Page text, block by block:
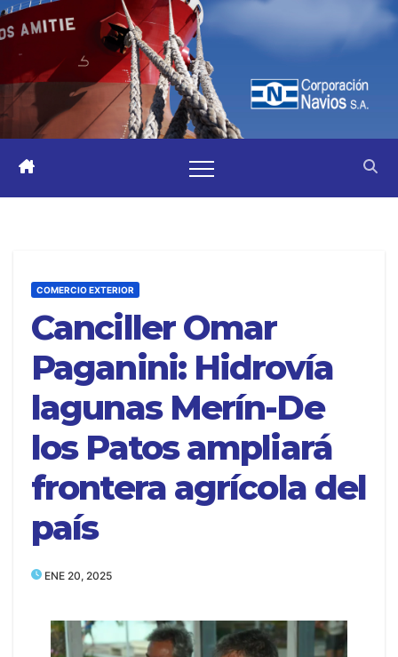
COMERCIO EXTERIOR
Canciller Omar
Paganini: Hidrovía
lagunas Merín-De
los Patos ampliará
frontera agrícola del
país
ENE 20, 2025